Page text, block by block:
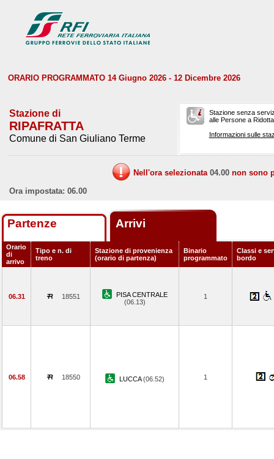
ORARIO PROGRAMMATO 14 Giugno 2026 - 12 Dicembre 2026
Stazione di
RIPAFRATTA
Comune di San Giuliano Terme
Stazione senza
alle Persone a
Informazioni sulle
Nell'ora selezionata 04.00 non sono
Ora impostata: 06.00
Partenze Arrivi
Orario
di
arrivo
Tipo e n. di
treno
Stazione di provenienza
(orario di partenza)
Binario
programmato
Classi e
bordo
06.31 18551
PISA CENTRALE
(06.13)
1
06.58 18550 LUCCA(06.52) 1